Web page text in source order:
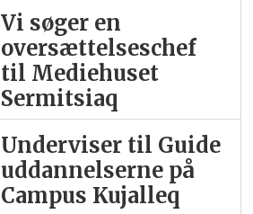
Vi søger en
oversættelseschef
til Mediehuset
Sermitsiaq
Underviser til Guide
uddannelserne på
Campus Kujalleq